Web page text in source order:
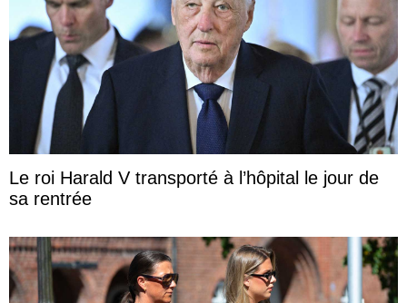
Le roi Harald V transporté à l’hôpital le jour de
sa rentrée